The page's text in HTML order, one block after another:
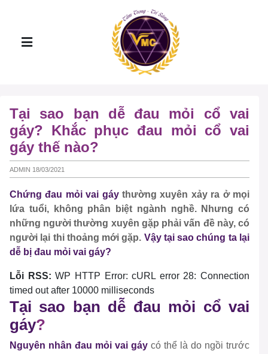
Tại sao bạn dễ đau mỏi cổ vai
gáy? Khắc phục đau mỏi cổ vai
gáy thế nào?
ADMIN 18/03/2021
Chứng đau mỏi vai gáythường xuyên xảy ra ở mọi
lứa tuổi, không phân biệt ngành nghề. Nhưng có
những người thường xuyên gặp phải vấn đề này, có
người lại thi thoảng mới gặp. Vậy tại sao chúng ta lại
dễ bị đau mỏi vai gáy?
Lỗi RSS: WP HTTP Error: cURL error 28: Connection
timed out after 10000 milliseconds
Tại sao bạn dễ đau mỏi cổ vai
gáy?
Nguyên nhân đau mỏi vai gáy có thể là do ngồi trước